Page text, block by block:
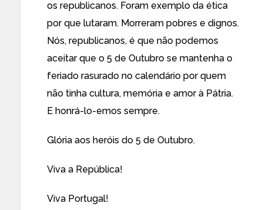
os republicanos. Foram exemplo da ética
por que lutaram. Morreram pobres e dignos.
Nós, republicanos, é que não podemos
aceitar que o 5 de Outubro se mantenha o
feriado rasurado no calendário por quem
não tinha cultura, memória e amor à Pátria.
E honrá-lo-emos sempre.
Glória aos heróis do 5 de Outubro.
Viva a República!
Viva Portugal!